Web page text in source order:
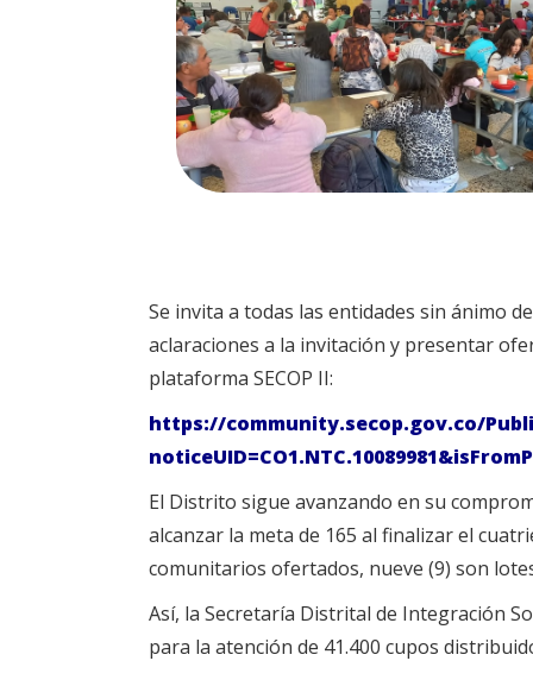
Se invita a todas las entidades sin ánimo
aclaraciones a la invitación y presentar
plataforma SECOP II:
https://community.secop.gov.co/
El Distrito sigue avanzando en su
alcanzar la meta de 165 al finalizar el
comunitarios ofertados, nueve (9) son
Así, la Secretaría Distrital de Integración
para la atención de 41.400 cupos